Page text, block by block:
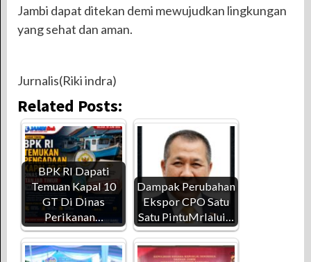
Jambi dapat ditekan demi mewujudkan lingkungan
yang sehat dan aman.
Jurnalis(Riki indra)
Related Posts:
BPK RI Dapati
Temuan Kapal 10
GT Di Dinas
Perikanan…
Dampak Perubahan
Ekspor CPO Satu
Satu PintuMrlalui…